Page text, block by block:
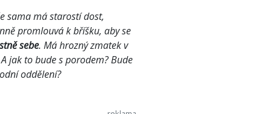
sama má starostí dost,
promlouvá k bříšku, aby se
sebe. Má hrozný zmatek v
jak to bude s porodem? Bude
oddělení?